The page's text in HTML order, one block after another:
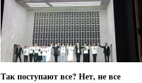
Так поступают все? Нет, не все